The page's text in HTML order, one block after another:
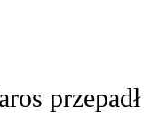
przepadł